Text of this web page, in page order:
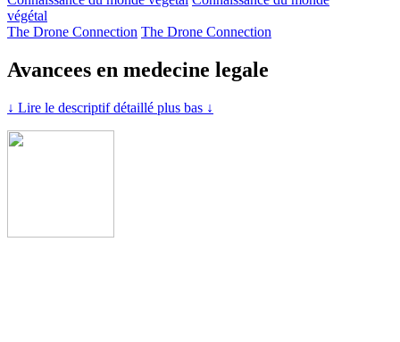
végétal
The Drone Connection The Drone Connection
Avancees en medecine legale
↓ Lire le descriptif détaillé plus bas ↓